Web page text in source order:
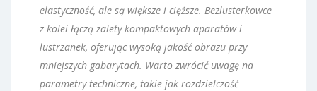
elastyczność, ale są większe i cięższe. Bezlusterkowce
z kolei łączą zalety kompaktowych aparatów i
lustrzanek, oferując wysoką jakość obrazu przy
mniejszych gabarytach. Warto zwrócić uwagę na
parametry techniczne, takie jak rozdzielczość